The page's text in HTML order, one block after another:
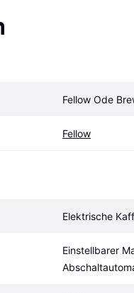
Fellow Ode
Fellow
Elektrische
Einstellbarer